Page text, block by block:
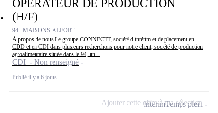
OPERATEUR DE PRODUCTION
(H/F)
94 - MAISONS-ALFORT
À propos de nous Le groupe CONNECTT, société d intérim et de placement en
CDD et en CDI dans plusieurs recherchons pour notre client, société de production
agroalimentaire située dans le 94, un...
CDI - Non renseigné
Publié il y a 6 jours
IntérimTemps plein
Ajouter cette offre à ma sélection